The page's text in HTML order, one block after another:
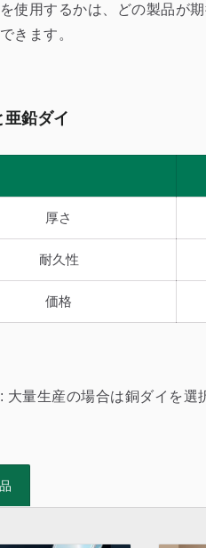
使用するかは、どの製品が
きます。
鉛ダイ
厚さ
耐久性
価格
大量生産の場合は銅ダイを選